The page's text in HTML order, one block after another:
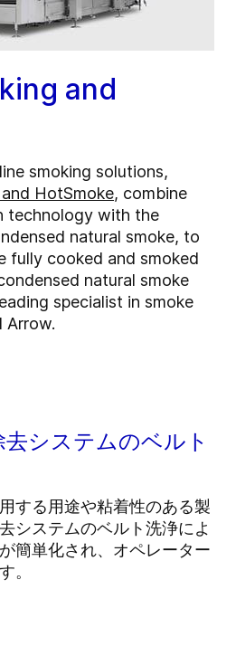
and
smoking solutions,
HotSmoke, combine
technology with the
natural smoke, to
fully cooked and smoked
natural smoke
specialist in smoke
Arrow.
システムのベルト
する用途や粘着性のある製
システムのベルト洗浄によ
簡単化され、オペレーター
。